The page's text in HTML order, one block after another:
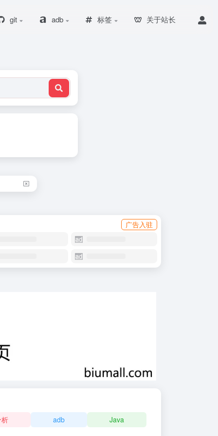
git adb 标签 关于站长
广告入驻
adb Java